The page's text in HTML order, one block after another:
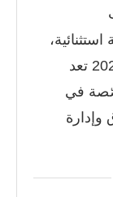
والمُقرر افتتاحه رسميًا في ديسمبر 2026 تعد
في
وإدارة